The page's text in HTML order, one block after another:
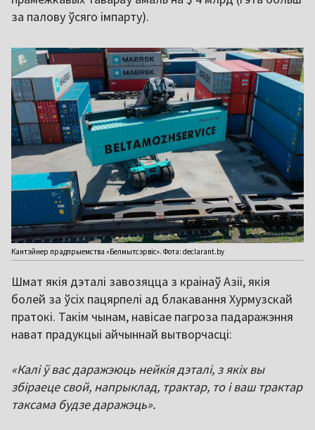
за палову ўсяго імпарту).
Кантэйнер прадпрыемства «Белмытсэрвіс». Фота: declarant.by
Шмат якія дэталі завозяцца з краінаў Азіі, якія
болей за ўсіх пацярпелі ад блакавання Хурмузскай
пратокі. Такім чынам, навісае пагроза падаражэння
нават прадукцыі айчыннай вытворчасці:
«Калі ў вас даражэюць нейкія дэталі, з якіх вы
збіраеце свой, напрыклад, трактар, то і ваш трактар
таксама будзе даражэць».